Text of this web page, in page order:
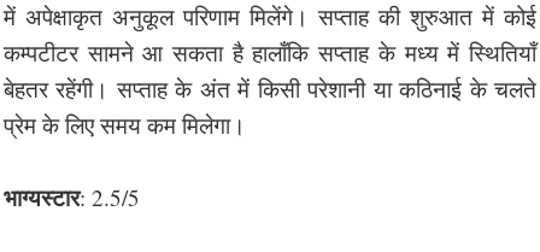
में अपेक्षाकृत अनुकूल परिणाम मिलेंगे। सप्ताह की शुरुआत में कोई
कम्पटीटर सामने आ सकता है हालाँकि सप्ताह के मध्य में स्थितियाँ
बेहतर रहेंगी। सप्ताह के अंत में किसी परेशानी या कठिनाई के चलते
प्रेम के लिए समय कम मिलेगा।
भाग्यस्टार: 2.5/5